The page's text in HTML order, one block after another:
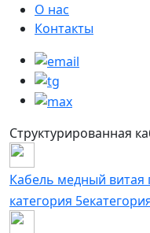
О нас
Контакты
Структурированная
Кабель медный витая
категория 5e